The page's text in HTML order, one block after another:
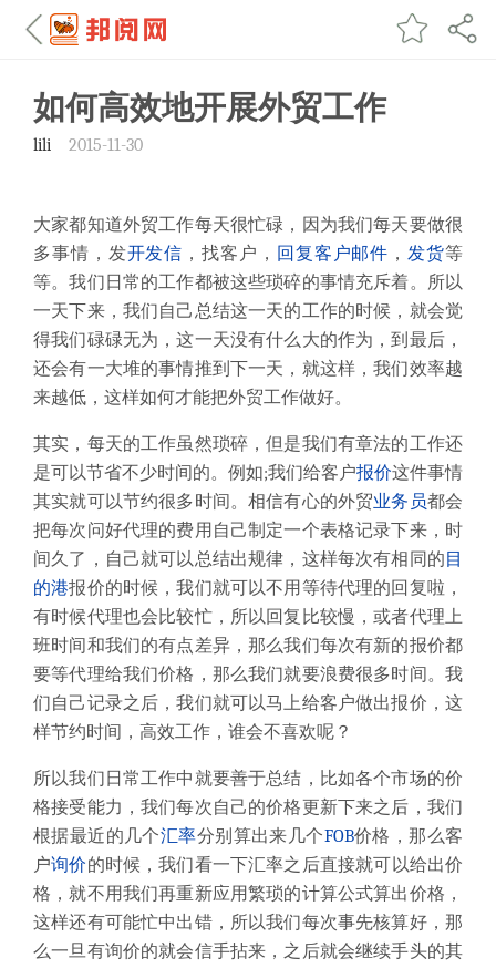
如何高效地开展外贸工作
lili 2015-11-30
大家都知道外贸工作每天很忙碌，因为我们每天要做很
多事情，发开发信 ，找客户， 回复客户邮件 ，发货等
等。我们日常的工作都被这些琐碎的事情充斥着。所以
一天下来，我们自己总结这一天的工作的时候，就会觉
得我们碌碌无为，这一天没有什么大的作为，到最后，
还会有一大堆的事情推到下一天，就这样，我们效率越
来越低，这样如何才能把外贸工作做好。
其实，每天的工作虽然琐碎，但是我们有章法的工作还
是可以节省不少时间的。例如;我们给客户报价这件事情
其实就可以节约很多时间。相信有心的外贸业务员都会
把每次问好代理的费用自己制定一个表格记录下来，时
间久了，自己就可以总结出规律，这样每次有相同的 目
的港报价的时候，我们就可以不用等待代理的回复啦，
有时候代理也会比较忙，所以回复比较慢，或者代理上
班时间和我们的有点差异，那么我们每次有新的报价都
要等代理给我们价格，那么我们就要浪费很多时间。我
们自己记录之后，我们就可以马上给客户做出报价，这
样节约时间，高效工作，谁会不喜欢呢？
所以我们日常工作中就要善于总结，比如各个市场的价
格接受能力，我们每次自己的价格更新下来之后，我们
根据最近的几个汇率分别算出来几个FOB价格，那么客
户询价的时候，我们看一下汇率之后直接就可以给出价
格，就不用我们再重新应用繁琐的计算公式算出价格，
这样还有可能忙中出错，所以我们每次事先核算好，那
么一旦有询价的就会信手拈来，之后就会继续手头的其